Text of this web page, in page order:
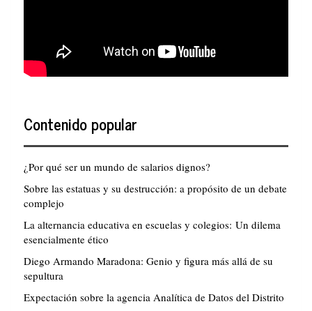
Contenido popular
¿Por qué ser un mundo de salarios dignos?
Sobre las estatuas y su destrucción: a propósito de un debate
complejo
La alternancia educativa en escuelas y colegios: Un dilema
esencialmente ético
Diego Armando Maradona: Genio y figura más allá de su
sepultura
Expectación sobre la agencia Analítica de Datos del Distrito